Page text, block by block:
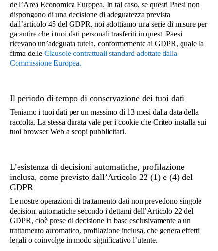
Esempio: Mozilla/5.0 (Windows NT 10.0; Win64;
x64) AppleWebKit/537.36 (KHTML, come Gecko)
Chrome/71.0.3578.98 Safari/537.36
Uso di un blocco della pubblicità
Indirizzo IP troncato
Esempio: 91.199.242 (ultimo ottetto rimosso)
Eventi di navigazione
Dati relativi al tuo utilizzo di un sito Web o di
un’applicazione mobile
Esempi: prodotti che hai visualizzato, prodotti che
Informazioni relative all’inserzione pubblicitaria sul sito
Web o sull’applicazione dell’Inserzionista
URL del sito Web o nome dell’applicazione
Caratteristiche dello spazio pubblicitario
(dimensioni, visibilità, ecc.)
Dati relativi alla tua connessione Internet
Indirizzo IP troncato
Dati di geolocalizzazione
Esempi:
negli Stati Uniti.
L’indirizzo IP utilizzato per visitare il sito Web è a
New York City
Il prodotto ABC è stato acquistato dal Criteo
nel negozio fisico 123 dell’Inserzionista XYZ
dell’Area Economica Europea. In tal caso, se questi Paesi non
dispongono di una decisione di adeguatezza prevista
dall’articolo 45 del GDPR, noi adottiamo una serie di misure per
garantire che i tuoi dati personali trasferiti in questi Paesi
ricevano un’adeguata tutela, conformemente al GDPR, quale la
firma delle Clausole contrattuali standard adottate dalla
Commissione Europea.
Il periodo di tempo di conservazione dei tuoi dati
Teniamo i tuoi dati per un massimo di 13 mesi dalla data della
raccolta. La stessa durata vale per i cookie che Criteo installa sui
tuoi browser Web a scopi pubblicitari.
L’esistenza di decisioni automatiche, profilazione
inclusa, come previsto dall’Articolo 22 (1) e (4) del
GDPR
Le nostre operazioni di trattamento dati non prevedono singole
decisioni automatiche secondo i dettami dell’Articolo 22 del
GDPR, cioè prese di decisione in base esclusivamente a un
trattamento automatico, profilazione inclusa, che genera effetti
legali o coinvolge in modo significativo l’utente.